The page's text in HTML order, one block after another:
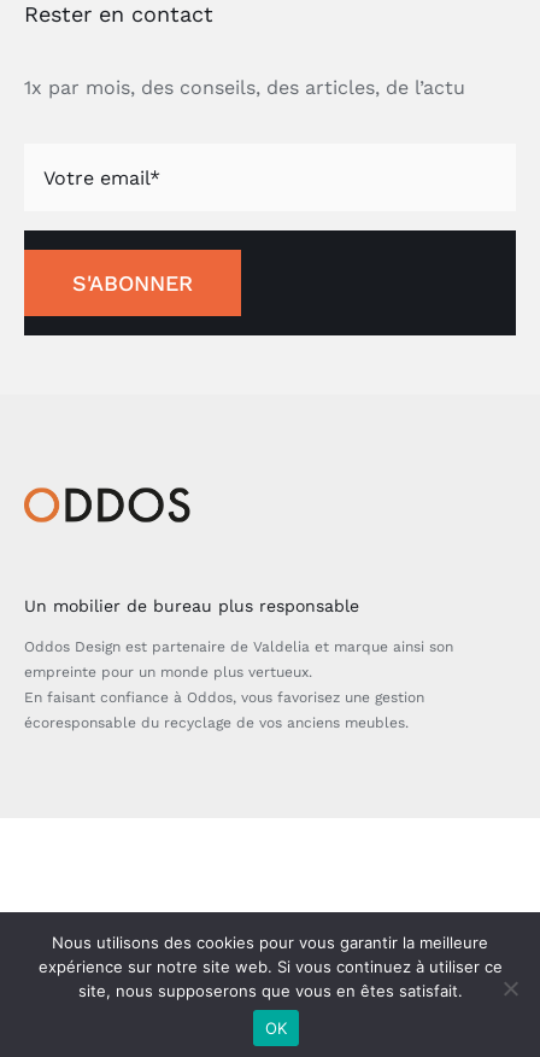
Rester en contact
1x par mois, des conseils, des articles, de l’actu
S'ABONNER
Un mobilier de bureau plus responsable
Oddos Design est partenaire de Valdelia et marque ainsi son
empreinte pour un monde plus vertueux.
En faisant confiance à Oddos, vous favorisez une gestion
écoresponsable du recyclage de vos anciens meubles.
Nous utilisons des cookies pour vous garantir la meilleure
expérience sur notre site web. Si vous continuez à utiliser ce
site, nous supposerons que vous en êtes satisfait.
OK